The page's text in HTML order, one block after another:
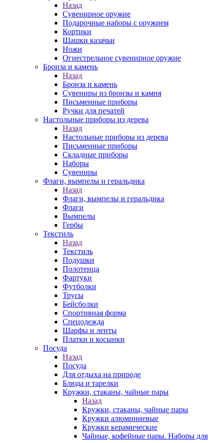
Назад
Сувенирное оружие
Подарочные наборы с оружием
Кортики
Шашки казачьи
Ножи
Огнестрельное сувенирное оружие
Бронза и камень
Назад
Бронза и камень
Сувениры из бронзы и камня
Письменные приборы
Ручки для печатей
Настольные приборы из дерева
Назад
Настольные приборы из дерева
Письменные приборы
Складные приборы
Наборы
Сувениры
Флаги, вымпелы и геральдика
Назад
Флаги, вымпелы и геральдика
Флаги
Вымпелы
Гербы
Текстиль
Назад
Текстиль
Подушки
Полотенца
Фартуки
Футболки
Трусы
Бейсболки
Спортивная форма
Спецодежда
Шарфы и ленты
Платки и косынки
Посуда
Назад
Посуда
Для отдыха на природе
Блюда и тарелки
Кружки, стаканы, чайные пары
Назад
Кружки, стаканы, чайные пары
Кружки алюминиевые
Кружки керамические
Чайные, кофейные пары. Наборы для